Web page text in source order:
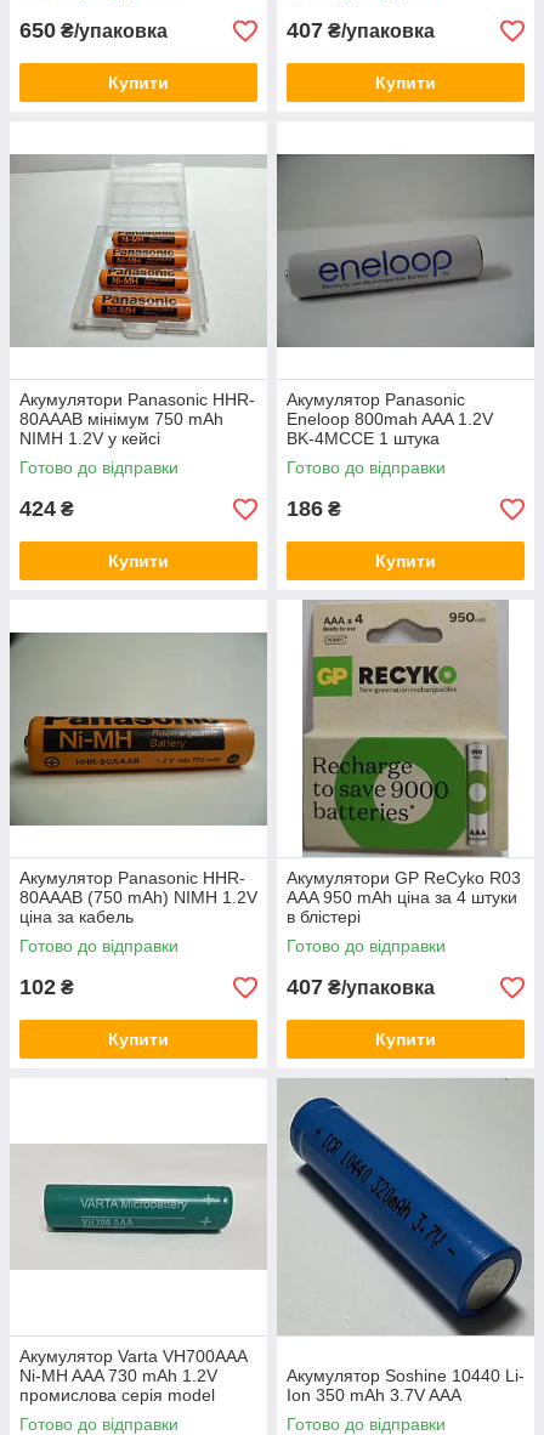
650 ₴/упаковка
Купити
407 ₴/упаковка
Купити
Акумулятори Panasonic HHR-
80AAAB мінімум 750 mAh
NIMH 1.2V у кейсі
Готово до відправки
424 ₴
Купити
Акумулятор Panasonic
Eneloop 800mah AAA 1.2V
BK-4MCCE 1 штука
Готово до відправки
186 ₴
Купити
Акумулятор Panasonic HHR-
80AAAB (750 mAh) NIMH 1.2V
ціна за кабель
Готово до відправки
102 ₴
Купити
Акумулятори GP ReCyko R03
AAA 950 mAh ціна за 4 штуки
в блістері
Готово до відправки
407 ₴/упаковка
Купити
Акумулятор Varta VH700AAA
Ni-MH AAA 730 mAh 1.2V
промислова серія model
55171
Готово до відправки
Акумулятор Soshine 10440 Li-
Ion 350 mAh 3.7V AAA
Готово до відправки